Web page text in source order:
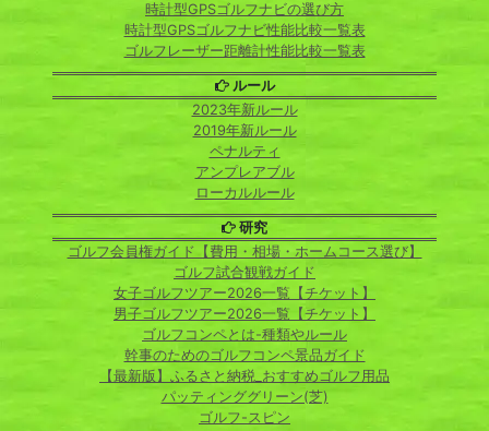
時計型GPSゴルフナビの選び方
時計型GPSゴルフナビ性能比較一覧表
ゴルフレーザー距離計性能比較一覧表
ルール
2023年新ルール
2019年新ルール
ペナルティ
アンプレアブル
ローカルルール
研究
ゴルフ会員権ガイド【費用・相場・ホームコース選び】
ゴルフ試合観戦ガイド
女子ゴルフツアー2026一覧【チケット】
男子ゴルフツアー2026一覧【チケット】
ゴルフコンペとは-種類やルール
幹事のためのゴルフコンペ景品ガイド
【最新版】ふるさと納税_おすすめゴルフ用品
パッティンググリーン(芝)
ゴルフ-スピン